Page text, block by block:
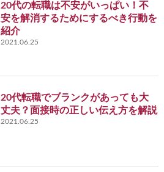
20代の転職は不安がいっぱい！不
安を解消するためにするべき行動を
紹介
2021.06.25
20代転職でブランクがあっても大
丈夫？面接時の正しい伝え方を解説
2021.06.25